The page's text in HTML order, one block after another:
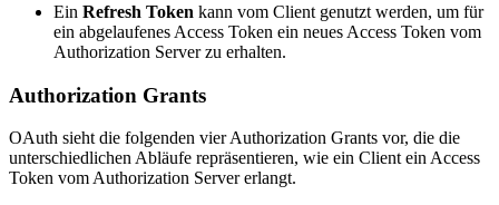
Ein Refresh Token kann vom Client genutzt werden, um für
ein abgelaufenes Access Token ein neues Access Token vom
Authorization Server zu erhalten.
Authorization Grants
OAuth sieht die folgenden vier Authorization Grants vor, die die
unterschiedlichen Abläufe repräsentieren, wie ein Client ein Access
Token vom Authorization Server erlangt.